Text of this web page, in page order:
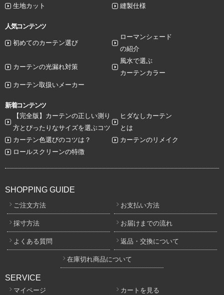
生地カット
縫製仕様
人気コンテンツ
初めてのカーテン選び
ローマンシェード
の紹介
カーテンの光漏れ対策
風水で選ぶ
カーテンカラー
カーテン取扱いメーカー
新着コンテンツ
【完全版】カーテンの正しい測り
方とぴったりなサイズを選ぶコツ
ヒダなしカーテン
とは
カーテン色選びのコツは？
カーテンのリメイク
ロールスクリーンの特徴
SHOPPING GUIDE
ご注文方法 お支払い方法
採寸方法 お届けまでの流れ
よくある質問 返品・交換について
在庫切れ商品について
SERVICE
マイページ カートを見る